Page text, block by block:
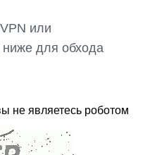
или
для обхода
не являетесь роботом